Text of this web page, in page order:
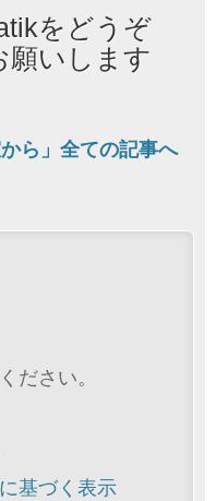
をどうぞ
願いします
から」全ての記事へ
ださい。
基づく表示